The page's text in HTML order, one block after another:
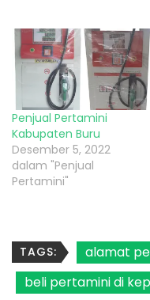
Penjual Pertamini
Kabupaten Buru
Desember 5, 2022
dalam "Penjual
Pertamini"
TAGS:
alamat
beli pertamini di